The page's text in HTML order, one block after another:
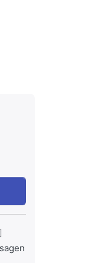
1.6x0.8m grau /